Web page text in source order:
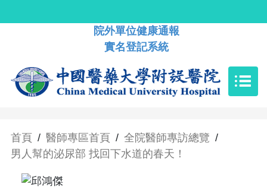
院外單位健康通報
實名登記系統
首頁 / 醫師專區首頁 / 全院醫師專訪總覽 /
男人幫的泌尿部 找回下水道的春天！